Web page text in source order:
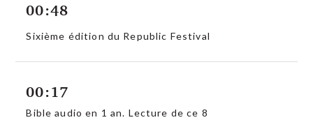
00:48
Sixième édition du Republic Festival
00:17
Bible audio en 1 an. Lecture de ce 8